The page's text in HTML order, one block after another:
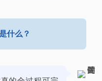
什么？